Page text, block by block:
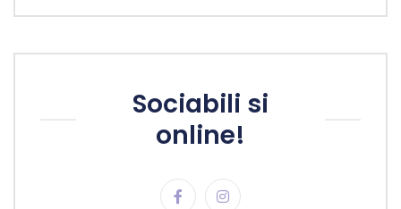
Sociabili si
online!